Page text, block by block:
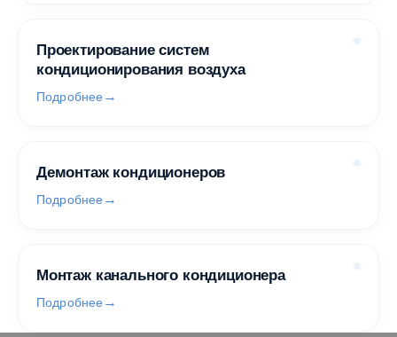
Проектирование систем
кондиционирования воздуха
Подробнее
Демонтаж кондиционеров
Подробнее
Монтаж канального кондиционера
Подробнее